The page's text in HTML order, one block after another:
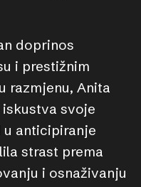
doprinos
i prestižnim
razmjenu, Anita
svoje
u anticipiranje
strast prema
i osnaživanju